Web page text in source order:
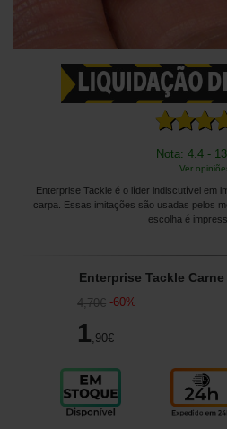
Nota: 4.4 -
Ver
Enterprise Tackle é o líder indiscutível em
carpa. Essas imitações são usadas pelos
escolha é
Enterprise Tackle
4,70€ -60%
1 ,90€